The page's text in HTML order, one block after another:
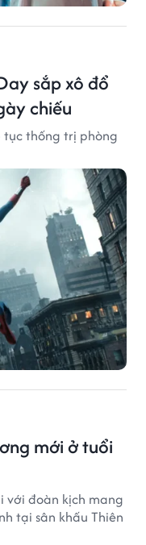
sắp xô đổ
chiếu
thống trị phòng
mới ở tuổi
với đoàn kịch mang
tại sân khấu Thiên